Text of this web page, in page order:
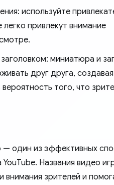
используйте
привлекут внимание
миниатюра и
друг друга,
того, что
— один из эффективных
Названия видео
внимания зрителей и